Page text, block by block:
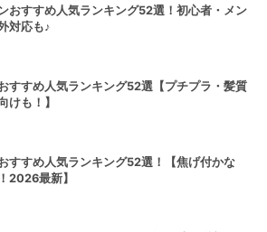
おすすめ人気ランキング52選！初心者・メン
対応も♪
すすめ人気ランキング52選【プチプラ・髪質
けも！】
すすめ人気ランキング52選！【焦げ付かな
2026最新】